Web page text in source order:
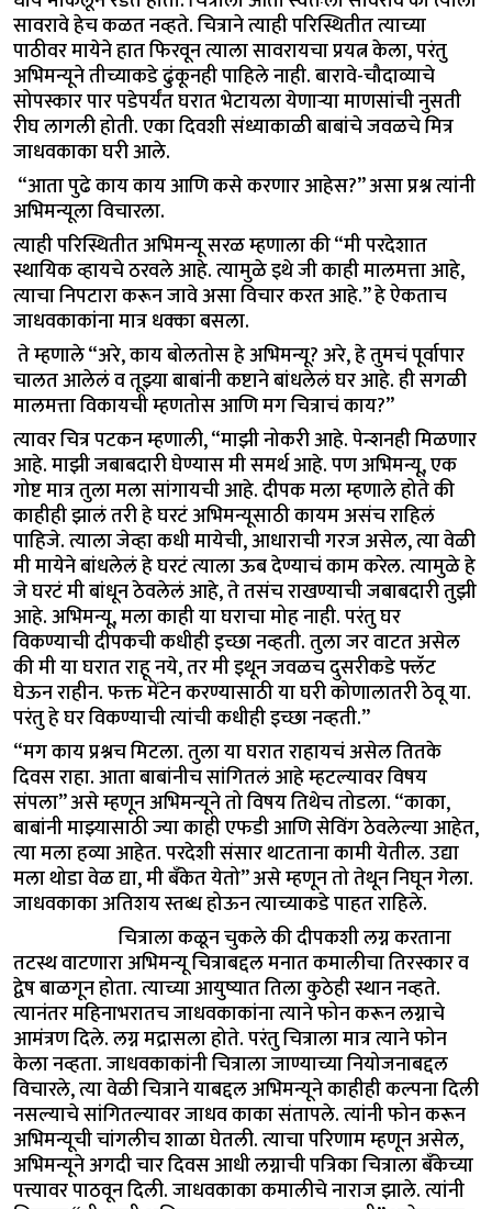
सावरावे हेच कळत नव्हते. चित्राने त्याही परिस्थितीत त्याच्या
पाठीवर मायेने हात फिरवून त्याला सावरायचा प्रयत्न केला, परंतु
अभिमन्यूने तीच्याकडे ढुंकूनही पाहिले नाही. बारावे-चौदाव्याचे
सोपस्कार पार पडेपर्यंत घरात भेटायला येणाऱ्या माणसांची नुसती
रीघ लागली होती. एका दिवशी संध्याकाळी बाबांचे जवळचे मित्र
जाधवकाका घरी आले.
“आता पुढे काय काय आणि कसे करणार आहेस?” असा प्रश्न त्यांनी
अभिमन्यूला विचारला.
त्याही परिस्थितीत अभिमन्यू सरळ म्हणाला की “मी परदेशात
स्थायिक व्हायचे ठरवले आहे. त्यामुळे इथे जी काही मालमत्ता आहे,
त्याचा निपटारा करून जावे असा विचार करत आहे.” हे ऐकताच
जाधवकाकांना मात्र धक्का बसला.
ते म्हणाले “अरे, काय बोलतोस हे अभिमन्यू? अरे, हे तुमचं पूर्वापार
चालत आलेलं व तूझ्या बाबांनी कष्टाने बांधलेलं घर आहे. ही सगळी
मालमत्ता विकायची म्हणतोस आणि मग चित्राचं काय?”
त्यावर चित्र पटकन म्हणाली, “माझी नोकरी आहे. पेन्शनही मिळणार
आहे. माझी जबाबदारी घेण्यास मी समर्थ आहे. पण अभिमन्यू, एक
गोष्ट मात्र तुला मला सांगायची आहे. दीपक मला म्हणाले होते की
काहीही झालं तरी हे घरटं अभिमन्यूसाठी कायम असंच राहिलं
पाहिजे. त्याला जेव्हा कधी मायेची, आधाराची गरज असेल, त्या वेळी
मी मायेने बांधलेलं हे घरटं त्याला ऊब देण्याचं काम करेल. त्यामुळे हे
जे घरटं मी बांधून ठेवलेलं आहे, ते तसंच राखण्याची जबाबदारी तुझी
आहे. अभिमन्यू, मला काही या घराचा मोह नाही. परंतु घर
विकण्याची दीपकची कधीही इच्छा नव्हती. तुला जर वाटत असेल
की मी या घरात राहू नये, तर मी इथून जवळच दुसरीकडे फ्लॅट
घेऊन राहीन. फक्त मेंटेन करण्यासाठी या घरी कोणालातरी ठेवू या.
परंतु हे घर विकण्याची त्यांची कधीही इच्छा नव्हती.”
“मग काय प्रश्नच मिटला. तुला या घरात राहायचं असेल तितके
दिवस राहा. आता बाबांनीच सांगितलं आहे म्हटल्यावर विषय
संपला” असे म्हणून अभिमन्यूने तो विषय तिथेच तोडला. “काका,
बाबांनी माझ्यासाठी ज्या काही एफडी आणि सेविंग ठेवलेल्या आहेत,
त्या मला हव्या आहेत. परदेशी संसार थाटताना कामी येतील. उद्या
मला थोडा वेळ द्या, मी बँकेत येतो” असे म्हणून तो तेथून निघून गेला.
जाधवकाका अतिशय स्तब्ध होऊन त्याच्याकडे पाहत राहिले.
चित्राला कळून चुकले की दीपकशी लग्न करताना
तटस्थ वाटणारा अभिमन्यू चित्राबद्दल मनात कमालीचा तिरस्कार व
द्वेष बाळगून होता. त्याच्या आयुष्यात तिला कुठेही स्थान नव्हते.
त्यानंतर महिनाभरातच जाधवकाकांना त्याने फोन करून लग्नाचे
आमंत्रण दिले. लग्न मद्रासला होते. परंतु चित्राला मात्र त्याने फोन
केला नव्हता. जाधवकाकांनी चित्राला जाण्याच्या नियोजनाबद्दल
विचारले, त्या वेळी चित्राने याबद्दल अभिमन्यूने काहीही कल्पना दिली
नसल्याचे सांगितल्यावर जाधव काका संतापले. त्यांनी फोन करून
अभिमन्यूची चांगलीच शाळा घेतली. त्याचा परिणाम म्हणून असेल,
अभिमन्यूने अगदी चार दिवस आधी लग्नाची पत्रिका चित्राला बँकेच्या
पत्त्यावर पाठवून दिली. जाधवकाका कमालीचे नाराज झाले. त्यांनी